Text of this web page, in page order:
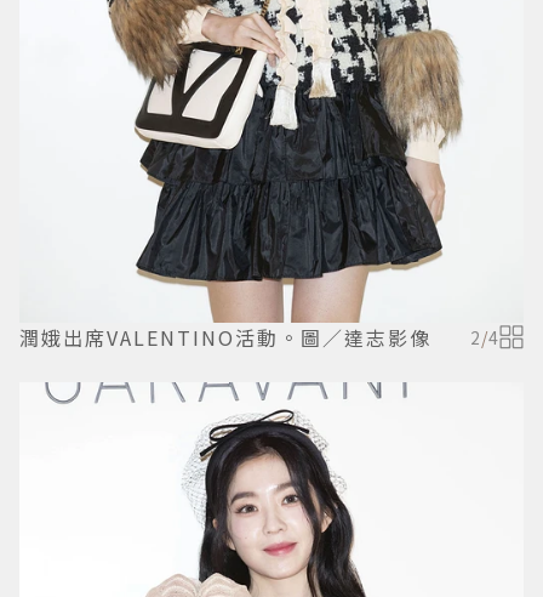
潤娥出席VALENTINO活動。圖／達志影像 2/4